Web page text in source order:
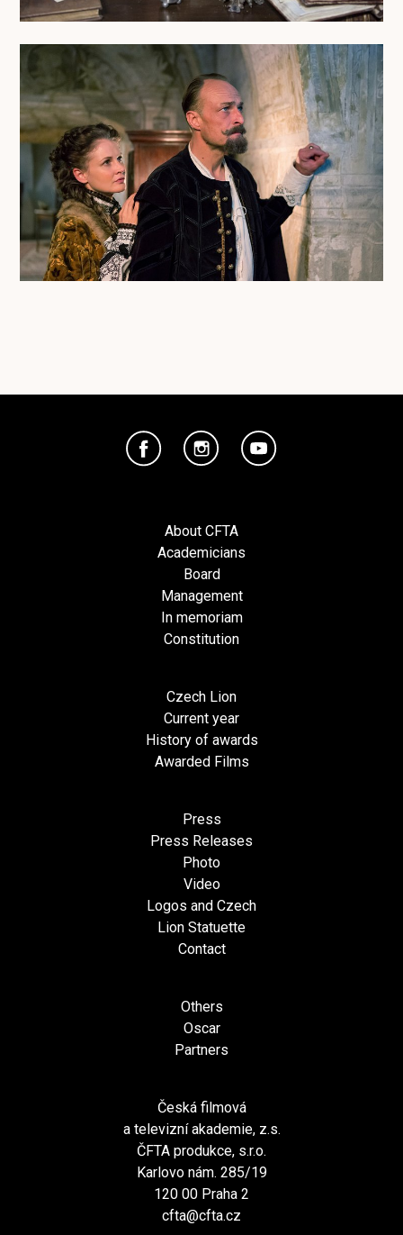
About CFTA
Academicians
Board
Management
In memoriam
Constitution
Czech Lion
Current year
History of awards
Awarded Films
Press
Press Releases
Photo
Video
Logos and Czech
Lion Statuette
Contact
Others
Oscar
Partners
Česká filmová
a televizní akademie, z.s.
ČFTA produkce, s.r.o.
Karlovo nám. 285/19
120 00 Praha 2
cfta@cfta.cz